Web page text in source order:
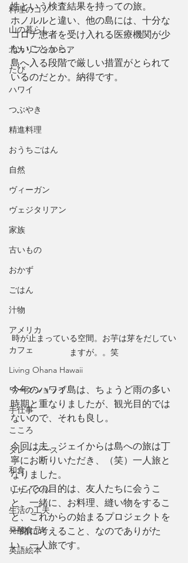
料理のコツ
山の暮らし
北カリフォルニア
たび
ハワイ
つぶやき
精進料理
おうちごはん
自然
ヴィーガン
ヴェジタリアン
家族
古いもの
おかず
ごはん
汁物
アメリカ
カフェ
Living Ohana Hawaii
ワークショップ
手仕事
こころ
タレ・ソース
和食
リサイクル
生活の工夫
発酵食品
英語絵本
性という検査結果を持っての旅。
ホノルルと違い、他の島には、十分な
コロナ患者を受け入れる医療機関が少
ないことから、
島へ入る段階で厳しい措置がとられて
いるのだとか。納得です。
時が止まっている空間。お芋は芽をだしてい
ますが。。笑
今年のハワイ島は、ちょうど雨の多い
時期と重なりましたが、観光目的では
ないので、それも良し。
今回は夫、ジェイからは島への旅は丁
寧にお断りいただき、（笑）一人旅と
なりました。
ここでの目的は、友人たちに会うこ
と、一緒に、お料理、縫い物をするこ
と、これからの始まるプロジェクトを
一緒に考えること、なのでありがた
い、一人旅です。